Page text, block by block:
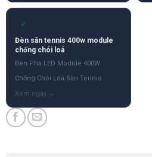
✓
Đèn sân tennis 400w module
chống chói loá
Đèn Pha LED Module 400W
Chống Chói Loá Sân Tennis